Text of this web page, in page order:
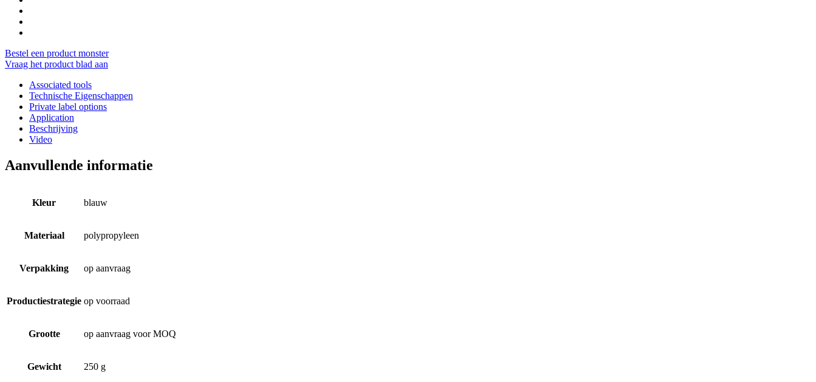
Bestel een product monster
Vraag het product blad aan
Associated tools
Technische Eigenschappen
Private label options
Application
Beschrijving
Video
Aanvullende informatie
Kleur blauw
Materiaal polypropyleen
Verpakking op aanvraag
Productiestrategie op voorraad
Grootte op aanvraag voor MOQ
Gewicht 250 g